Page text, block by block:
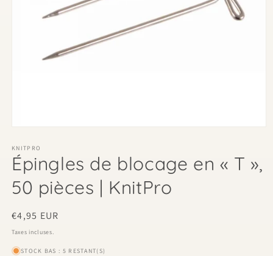
média
1
dans
une
fenêtre
modale
KNITPRO
Épingles de blocage en « T »,
50 pièces | KnitPro
Prix
habituel
€4,95 EUR
Taxes incluses.
STOCK BAS : 5 RESTANT(S)